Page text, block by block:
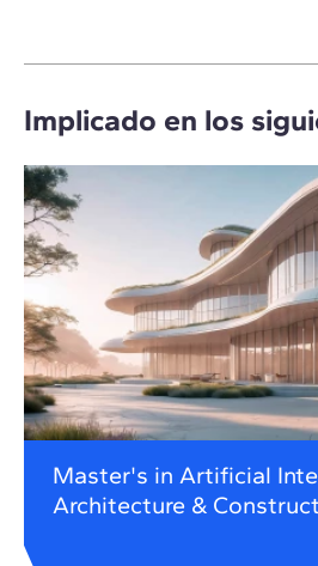
Implicado en los
Master's in Artificial
Architecture &